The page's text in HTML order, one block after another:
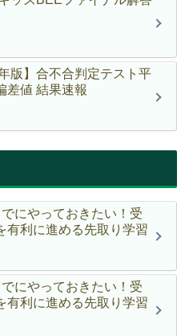
版】合不合判定テスト平
差値 結果速報
にやっておきたい！受
有利に進める先取り学習
にやっておきたい！受
有利に進める先取り学習